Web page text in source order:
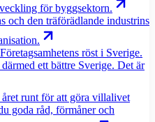
för byggsektorn.
och den träförädlande industrins
Företagsamhetens röst i Sverige.
ett bättre Sverige. Det är
runt för att göra villalivet
goda råd, förmåner och